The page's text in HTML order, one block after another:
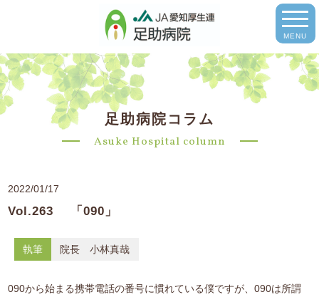
MENU
足助病院コラム
Asuke Hospital column
2022/01/17
Vol.263 「090」
執筆 院長 小林真哉
090から始まる携帯電話の番号に慣れている僕ですが、090は所謂